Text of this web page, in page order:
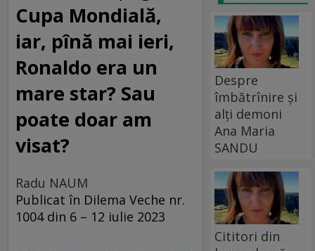
Cupa Mondială,
iar, pînă mai ieri,
Ronaldo era un
mare star? Sau
poate doar am
visat?
Radu NAUM
Publicat în Dilema Veche nr.
1004 din 6 – 12 iulie 2023
Despre
îmbătrînire și
alți demoni
Ana Maria
SANDU
Cititori din